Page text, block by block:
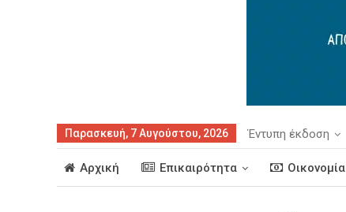
Παρασκευή, 7 Αυγούστου, 2026 Έντυπη έκδοση
Αρχική Επικαιρότητα Οικονομία